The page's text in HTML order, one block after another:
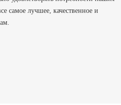
самое лучшее, качественное и